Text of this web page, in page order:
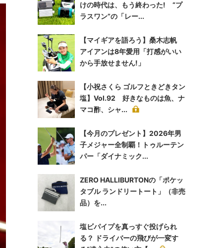
けの時代は、もう終わった! “プ
ラスワン”の「レー...
【マイギアを語ろう】桑木志帆
アイアンは8年愛用「打感がいい
から手放せません!」
【小祝さくら ゴルフときどきタン
塩】Vol.92 好きなものは魚、ナ
マコ酢、シャ...
【今月のプレゼント】2026年男
子メジャー全制覇！トゥルーテン
パー「ダイナミック...
ZERO HALLIBURTONの「ポケッ
タブル ランドリートート」（非売
品）を...
塩ビパイプを真っすぐ投げられ
る？ ドライバーの飛びが一変す